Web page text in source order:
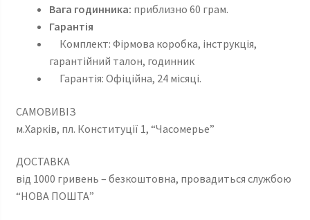
Вага годинника: приблизно 60 грам.
Гарантія
Комплект: Фірмова коробка, інструкція,
гарантійний талон, годинник
Гарантія: Офіційна, 24 місяці.
САМОВИВІЗ
м.Харків, пл. Конституції 1, “Часомерье”
ДОСТАВКА
від 1000 гривень – безкоштовна, провадиться службою
“НОВА ПОШТА”